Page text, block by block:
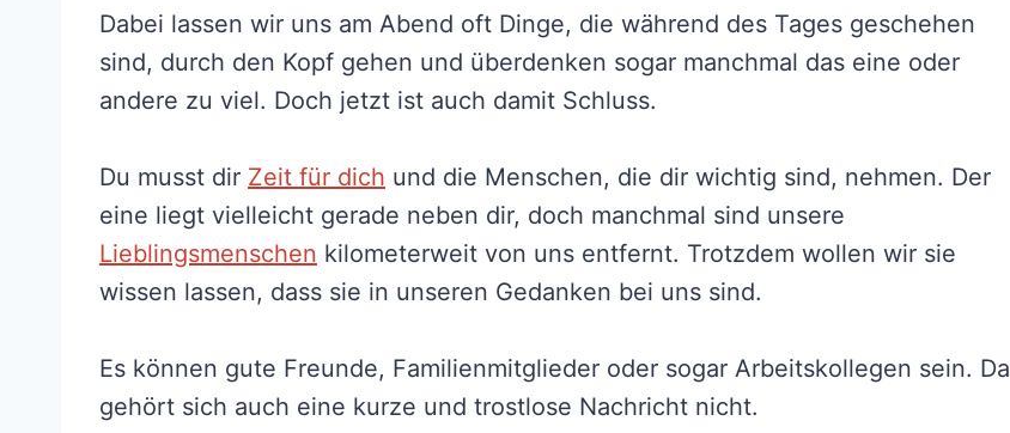
Dabei lassen wir uns am Abend oft Dinge, die während des Tages geschehen
sind, durch den Kopf gehen und überdenken sogar manchmal das eine oder
andere zu viel. Doch jetzt ist auch damit Schluss.
Du musst dir Zeit für dich und die Menschen, die dir wichtig sind, nehmen. Der
eine liegt vielleicht gerade neben dir, doch manchmal sind unsere
Lieblingsmenschen kilometerweit von uns entfernt. Trotzdem wollen wir sie
wissen lassen, dass sie in unseren Gedanken bei uns sind.
Es können gute Freunde, Familienmitglieder oder sogar Arbeitskollegen sein. Da
gehört sich auch eine kurze und trostlose Nachricht nicht.